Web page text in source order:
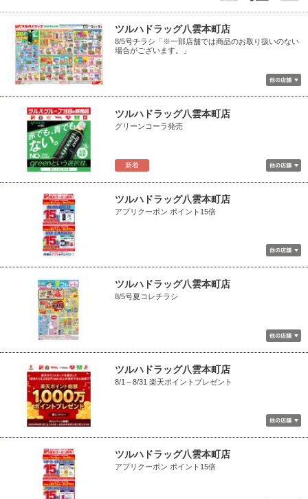
ツルハドラッグ八雲本町店
8/5号チラシ「※一部店舗では商品のお取り扱いのない
場合がございます。」
新着
ツルハドラッグ八雲本町店
グリーンコーラ発売
ツルハドラッグ八雲本町店
アプリクーポン ポイント15倍
ツルハドラッグ八雲本町店
8/5号夏コレチラシ
ツルハドラッグ八雲本町店
8/1～8/31 楽天ポイントプレゼント
ツルハドラッグ八雲本町店
アプリクーポン ポイント15倍